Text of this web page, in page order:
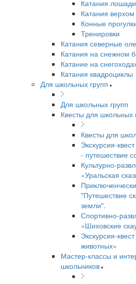
Катания
Катания верхом
Конные
Тренировки
Катания северные
Катания на снежном
Катание на
Катания квадроциклы
Для школьных групп
Для школьных групп
Квесты для школьных
Квесты для
Экскурсия-
- путешествие
Культурно-
«Уральская
"Путешествие
земли".
Спортивно-
«Шиховские
Экскурсия-
животных»
Мастер-классы и
школьников